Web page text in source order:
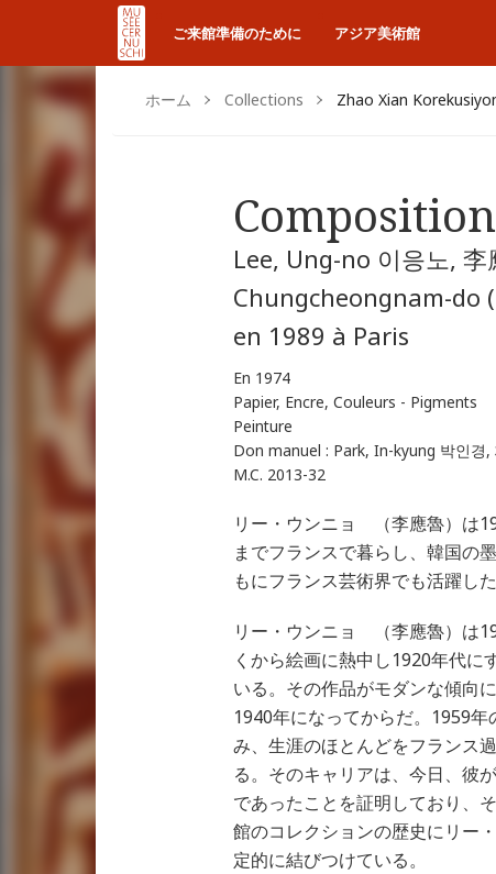
ご来館準備のために アジア美術館
ホーム Collections Zhao Xian
Lee, Ung-no 이응노,
Chungcheongnam-do
en 1989 à Paris
En 1974
Papier, Encre, Couleurs - Pigments
Peinture
Don manuel : Park, In-kyung 박인경,
M.C. 2013-32
リー・ウンニョ （李應魯）は
までフランスで暮らし、韓国の
もにフランス芸術界でも活躍した
リー・ウンニョ （李應魯）は
くから絵画に熱中し1920年代に
いる。その作品がモダンな傾向
1940年になってからだ。1959
み、生涯のほとんどをフランス
る。そのキャリアは、今日、彼
であったことを証明しており、
館のコレクションの歴史にリー
定的に結びつけている。